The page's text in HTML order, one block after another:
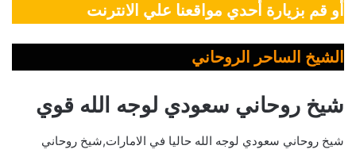
أو قم بزيارة أحدي مواقعنا علي الانترنت
الشيخ الساحر الروحاني
شيخ روحاني سعودي لوجه الله قوي
شيخ روحاني سعودي لوجه الله حاليا في الامارات,شيخ روحاني